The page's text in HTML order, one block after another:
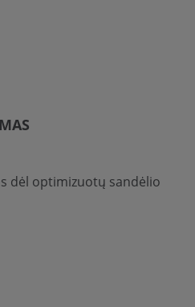
dėl optimizuotų sandėlio